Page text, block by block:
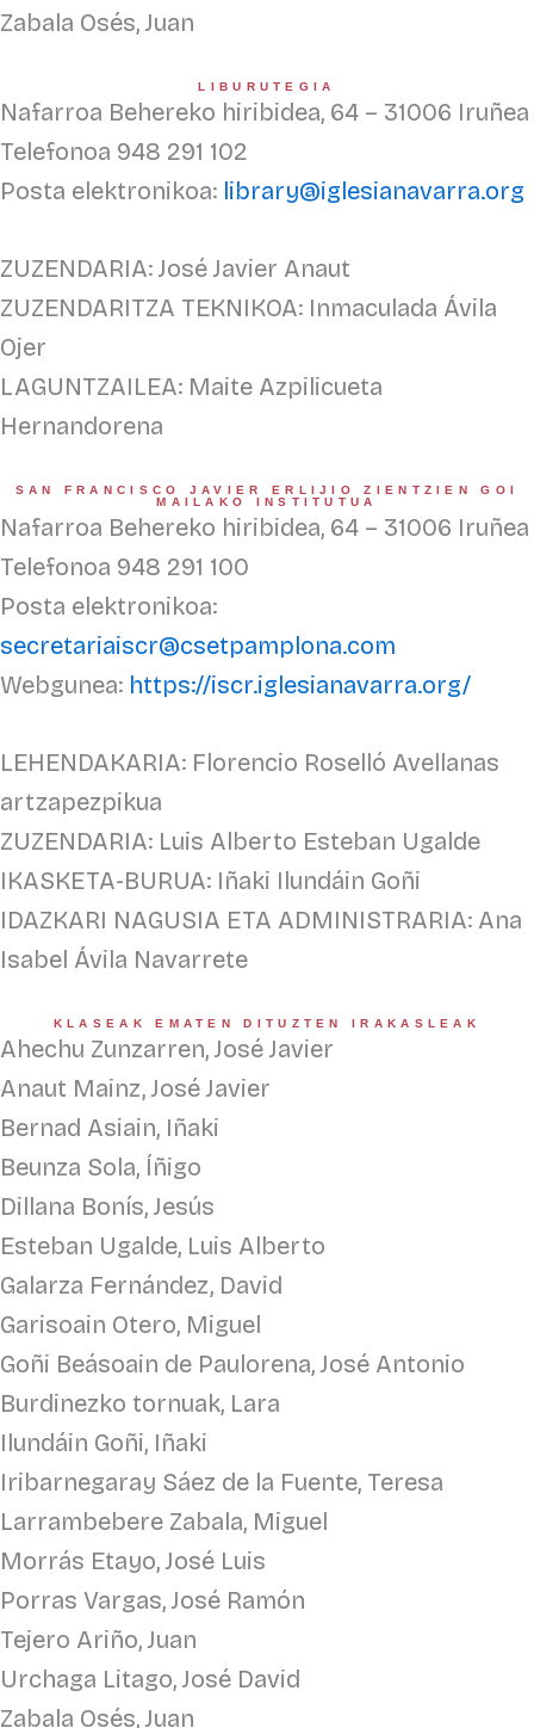
Zabala Osés, Juan
LIBURUTEGIA
Nafarroa Behereko hiribidea, 64 – 31006 Iruñea
Telefonoa 948 291 102
Posta elektronikoa: library@iglesianavarra.org
ZUZENDARIA: José Javier Anaut
ZUZENDARITZA TEKNIKOA: Inmaculada Ávila
Ojer
LAGUNTZAILEA: Maite Azpilicueta
Hernandorena
SAN FRANCISCO JAVIER ERLIJIO ZIENTZIEN GOI
MAILAKO INSTITUTUA
Nafarroa Behereko hiribidea, 64 – 31006 Iruñea
Telefonoa 948 291 100
Posta elektronikoa:
secretariaiscr@csetpamplona.com
Webgunea: https://iscr.iglesianavarra.org/
LEHENDAKARIA: Florencio Roselló Avellanas
artzapezpikua
ZUZENDARIA: Luis Alberto Esteban Ugalde
IKASKETA-BURUA: Iñaki Ilundáin Goñi
IDAZKARI NAGUSIA ETA ADMINISTRARIA: Ana
Isabel Ávila Navarrete
KLASEAK EMATEN DITUZTEN IRAKASLEAK
Ahechu Zunzarren, José Javier
Anaut Mainz, José Javier
Bernad Asiain, Iñaki
Beunza Sola, Íñigo
Dillana Bonís, Jesús
Esteban Ugalde, Luis Alberto
Galarza Fernández, David
Garisoain Otero, Miguel
Goñi Beásoain de Paulorena, José Antonio
Burdinezko tornuak, Lara
Ilundáin Goñi, Iñaki
Iribarnegaray Sáez de la Fuente, Teresa
Larrambebere Zabala, Miguel
Morrás Etayo, José Luis
Porras Vargas, José Ramón
Tejero Ariño, Juan
Urchaga Litago, José David
Zabala Osés, Juan